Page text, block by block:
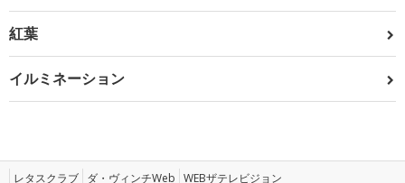
紅葉
イルミネーション
レタスクラブ ダ・ヴィンチWeb WEBザテレビジョン